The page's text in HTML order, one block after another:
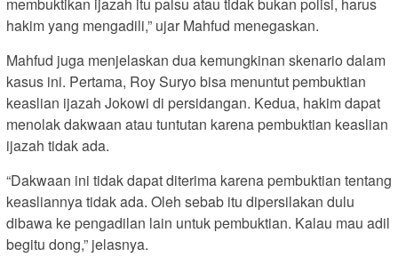
hakim yang mengadili,” ujar Mahfud menegaskan.
Mahfud juga menjelaskan dua kemungkinan skenario dalam
kasus ini. Pertama, Roy Suryo bisa menuntut pembuktian
keaslian ijazah Jokowi di persidangan. Kedua, hakim dapat
menolak dakwaan atau tuntutan karena pembuktian keaslian
ijazah tidak ada.
“Dakwaan ini tidak dapat diterima karena pembuktian tentang
keasliannya tidak ada. Oleh sebab itu dipersilakan dulu
dibawa ke pengadilan lain untuk pembuktian. Kalau mau adil
begitu dong,” jelasnya.